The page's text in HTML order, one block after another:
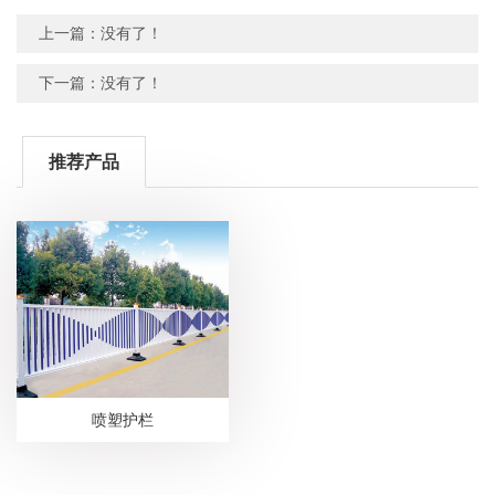
上一篇：没有了！
下一篇：没有了！
推荐产品
喷塑护栏